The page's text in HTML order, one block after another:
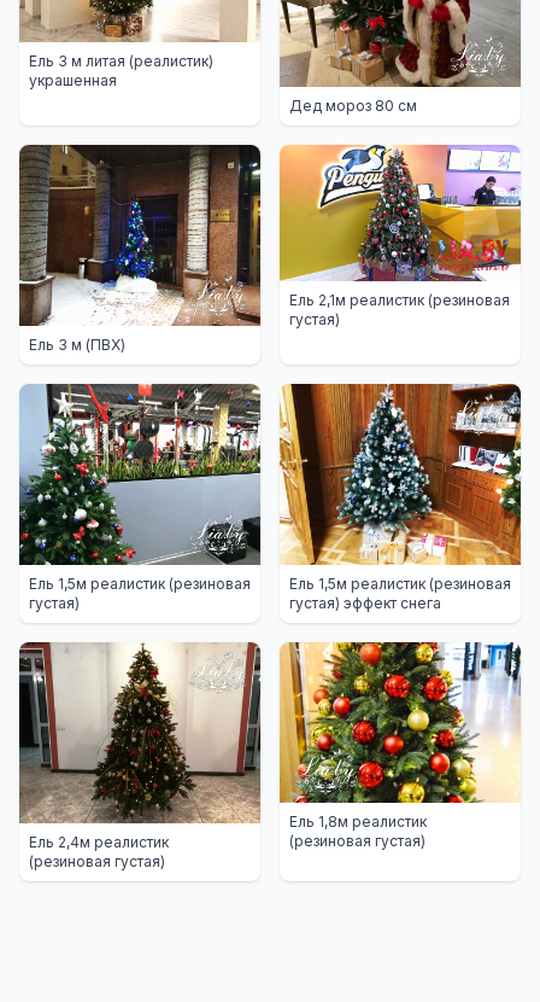
Ель 3 м литая (реалистик)
украшенная
Дед мороз 80 см
Ель 3 м (ПВХ)
Ель 2,1м реалистик (резиновая
густая)
Ель 1,5м реалистик (резиновая
густая)
Ель 1,5м реалистик (резиновая
густая) эффект снега
Ель 2,4м реалистик
(резиновая густая)
Ель 1,8м реалистик
(резиновая густая)